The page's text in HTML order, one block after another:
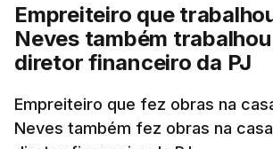
Empreiteiro que
Neves também
diretor financeiro da PJ
Empreiteiro que fez obras na
Neves também fez obras na